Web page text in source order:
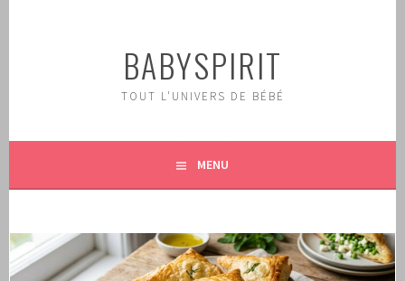
BABYSPIRIT
TOUT L'UNIVERS DE BÉBÉ
MENU